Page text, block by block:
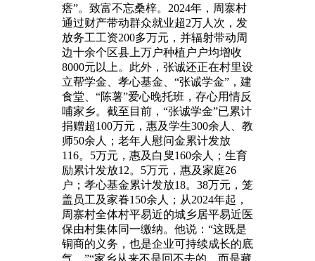
瘩”。致富不忘桑梓。2024年，周寨村
通过财产带动群众就业超2万人次，发
放务工工资200多万元，并辐射带动周
边十余个区县上万户种植户户均增收
8000元以上。此外，张诚还正在村里设
立帮学金、孝心基金、“张诚学金”，建
食堂、“陈薯”爱心晚托班，存心用情反
哺家乡。截至目前，“张诚学金”已累计
捐赠超100万元，惠及学生300余人、教
师50余人；老年人慰问金累计发放
116。5万元，惠及白叟160余人；生育
励累计发放12。5万元，惠及家庭26
户；孝心基金累计发放18。38万元，笼
盖员工及家眷150余人；从2024年起，
周寨村全体村平易近的城乡居平易近医
保由村集体同一缴纳。他说：“这既是
铜商的义务，也是企业可持续成长的底
气。”“家乡从来不是回不去的，而是藏